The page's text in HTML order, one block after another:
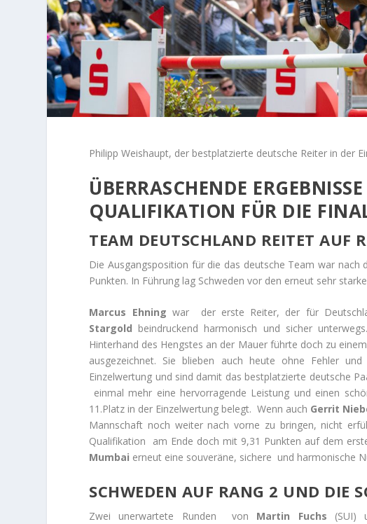
Philipp Weishaupt, der bestplatzierte deutsche Reiter in der
ÜBERRASCHENDE
QUALIFIKATION FÜR DIE
TEAM DEUTSCHLAND REITET AUF
Die Ausgangsposition für die das deutsche Team war
Punkten. In Führung lag Schweden vor den erneut sehr
Marcus Ehning war der erste Reiter, der für
Stargold beindruckend harmonisch und sicher
Hinterhand des Hengstes an der Mauer führte doch zu
ausgezeichnet. Sie blieben auch heute ohne Fehler
Einzelwertung und sind damit das bestplatzierte deutsche
einmal mehr eine hervorragende Leistung und einen
11.Platz in der Einzelwertung belegt. Wenn auch Gerrit
Mannschaft noch weiter nach vorne zu bringen, nicht
Qualifikation am Ende doch mit 9,31 Punkten auf dem
Mumbai erneut eine souveräne, sichere und harmonische
SCHWEDEN AUF RANG 2 UND DIE
Zwei unerwartete Runden von Martin Fuchs (SUI)